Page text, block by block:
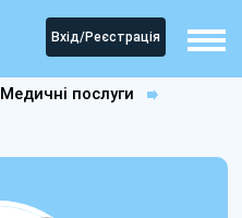
Вхід/Реєстрація
Медичні послуги